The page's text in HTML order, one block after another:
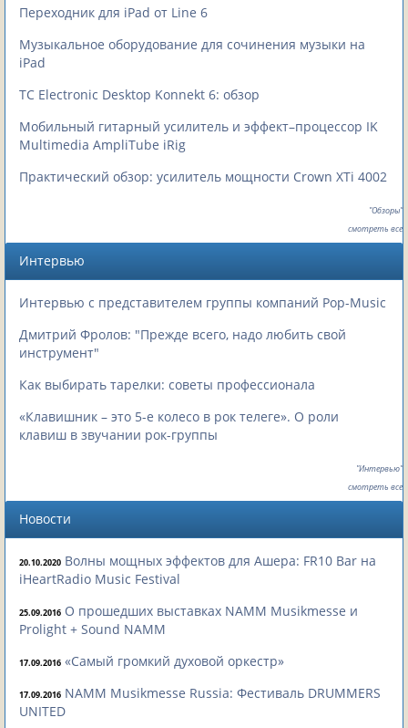
Переходник для iPad от Line 6
Музыкальное оборудование для сочинения музыки на
iPad
TC Electronic Desktop Konnekt 6: обзор
Мобильный гитарный усилитель и эффект–процессор IK
Multimedia AmpliTube iRig
Практический обзор: усилитель мощности Crown XTi 4002
"Обзоры"
смотреть все
Интервью
Интервью с представителем группы компаний Pop-Music
Дмитрий Фролов: "Прежде всего, надо любить свой
инструмент"
Как выбирать тарелки: советы профессионала
«Клавишник – это 5-е колесо в рок телеге». О роли
клавиш в звучании рок-группы
"Интервью"
смотреть все
Новости
20.10.2020 Волны мощных эффектов для Ашера: FR10 Bar на
iHeartRadio Music Festival
25.09.2016 О прошедших выставках NAMM Musikmesse и
Prolight + Sound NAMM
17.09.2016 «Самый громкий духовой оркестр»
17.09.2016 NAMM Musikmesse Russia: Фестиваль DRUMMERS
UNITED